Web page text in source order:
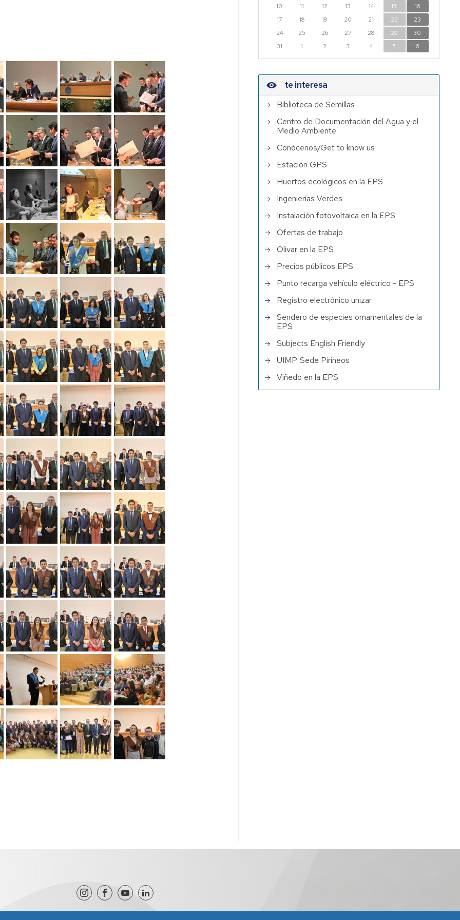
Investigación
Institutos
participación
de
EPS
10
11 12 13 14 15
16
17
18 19 20 21 22
23
24
25 26 27 28 29
30
31
1 2 3 4 5 6
te interesa
Biblioteca de Semillas
Centro de Documentación del Agua y el
Medio Ambiente
Conócenos/Get to know us
Estación GPS
Huertos ecológicos en la EPS
Ingenierías Verdes
Instalación fotovoltaica en la EPS
Ofertas de trabajo
Olivar en la EPS
Precios públicos EPS
Punto recarga vehículo eléctrico - EPS
Registro electrónico unizar
Sendero de especies ornamentales de la
EPS
Subjects English Friendly
UIMP. Sede Pirineos
Viñedo en la EPS